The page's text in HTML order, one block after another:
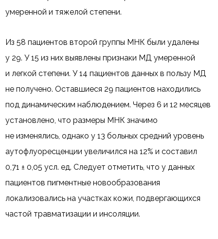
умеренной и тяжелой степени.
Из 58 пациентов второй группы МНК были удалены
у 29. У 15 из них выявлены признаки МД умеренной
и легкой степени. У 14 пациентов данных в пользу МД
не получено. Оставшиеся 29 пациентов находились
под динамическим наблюдением. Через 6 и 12 месяцев
установлено, что размеры МНК значимо
не изменялись, однако у 13 больных средний уровень
аутофлуоресценции увеличился на 12% и составил
0,71 ± 0,05 усл. ед. Следует отметить, что у данных
пациентов пигментные новообразования
локализовались на участках кожи, подвергающихся
частой травматизации и инсоляции.